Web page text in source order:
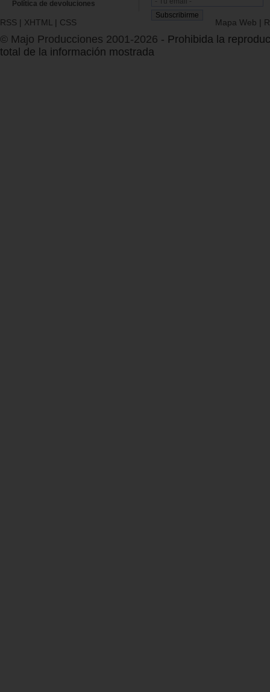
Política de devoluciones
RSS | XHTML | CSS Mapa Web |
© Majo Producciones 2001-2026 - Prohibida la
total de la información mostrada